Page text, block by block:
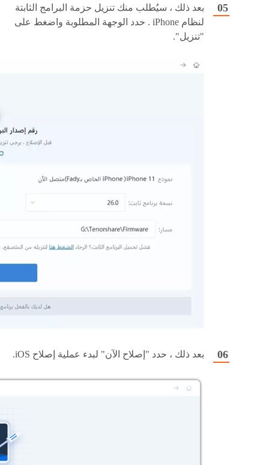
بعد ذلك ، سيُطلب منك تنزيل حزمة البرامج الثابتة
لنظام iPhone . حدد الوجهة المطلوبة واضغط على
"تنزيل".
بعد ذلك ، حدد "إصلاح الآن" لبدء عملية إصلاح iOS.